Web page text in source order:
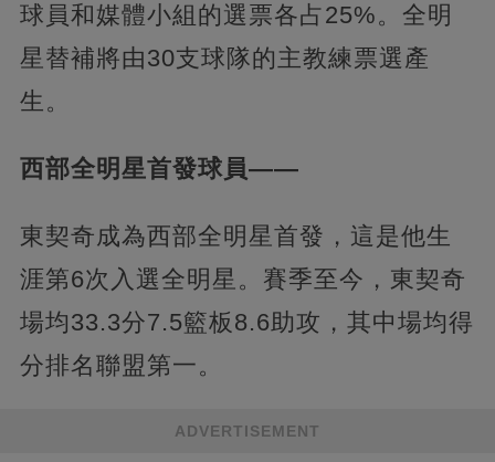
球員和媒體小組的選票各占25%。全明
星替補將由30支球隊的主教練票選產
生。
西部全明星首發球員——
東契奇成為西部全明星首發，這是他生
涯第6次入選全明星。賽季至今，東契奇
場均33.3分7.5籃板8.6助攻，其中場均得
分排名聯盟第一。
ADVERTISEMENT